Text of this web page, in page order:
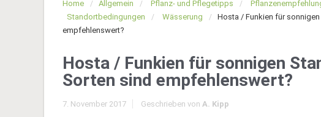
Home Allgemein Pflanz- und Pflegetipps
Standortbedingungen
Wässerung
Hosta / Funkien für
empfehlenswert?
Hosta / Funkien für sonnigen
Sorten sind empfehlenswert?
7. November 2017 Geschrieben von A. Kipp